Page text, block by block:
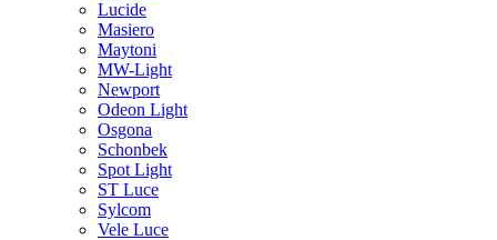
Lucide
Masiero
Maytoni
MW-Light
Newport
Odeon Light
Osgona
Schonbek
Spot Light
ST Luce
Sylcom
Vele Luce